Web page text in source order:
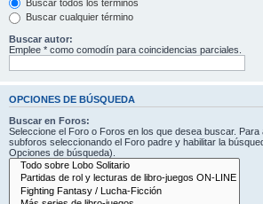
Buscar todos los términos
Buscar cualquier término
Buscar autor:
Emplee * como comodín para coincidencias parciales.
OPCIONES DE BÚSQUEDA
Buscar en Foros:
Seleccione el Foro o Foros en los que desea buscar.
subforos seleccionando el Foro padre y habilitar la
Opciones de búsqueda).